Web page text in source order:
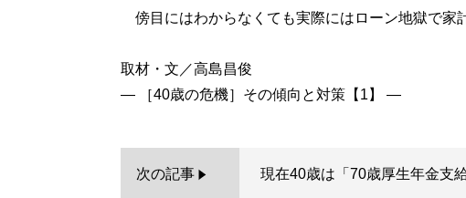
傍目にはわからなくても実際にはローン地獄で家
取材・文／高島昌俊
― ［40歳の危機］その傾向と対策【1】 ―
次の記事 現在40歳は「70歳厚生年金支